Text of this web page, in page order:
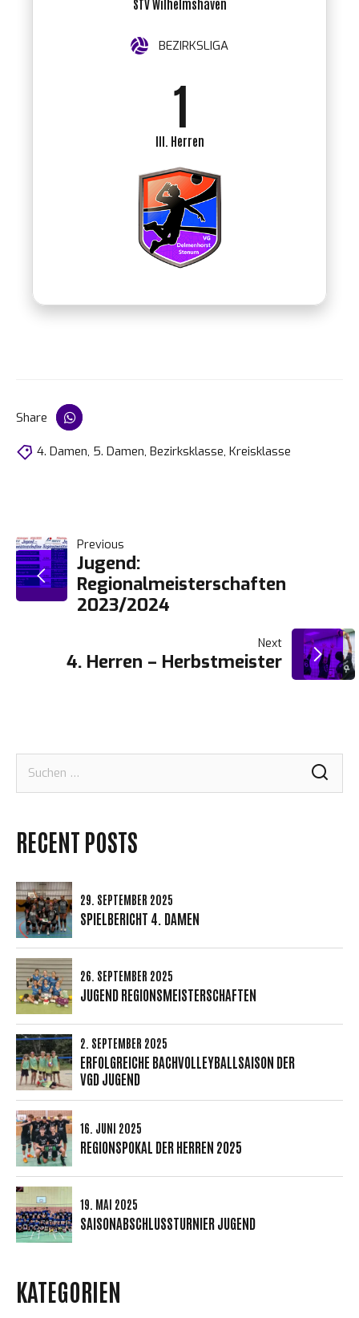
4
5
6
7
8
9
STV Wilhelmshaven
BEZIRKSLIGA
0
1
2
3
4
5
8
0
III. Herren
Share
4. Damen, 5. Damen, Bezirksklasse, Kreisklasse
BEITRAGSNAVIGATION
Previous
Jugend:
Regionalmeisterschaften
2023/2024
Next
4. Herren – Herbstmeister
nach:
RECENT POSTS
29. SEPTEMBER 2025
SPIELBERICHT 4. DAMEN
26. SEPTEMBER 2025
JUGEND REGIONSMEISTERSCHAFTEN
2. SEPTEMBER 2025
ERFOLGREICHE BACHVOLLEYBALLSAISON DER
VGD JUGEND
16. JUNI 2025
REGIONSPOKAL DER HERREN 2025
19. MAI 2025
SAISONABSCHLUSSTURNIER JUGEND
KATEGORIEN